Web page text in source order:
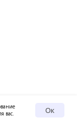
вас. Ок